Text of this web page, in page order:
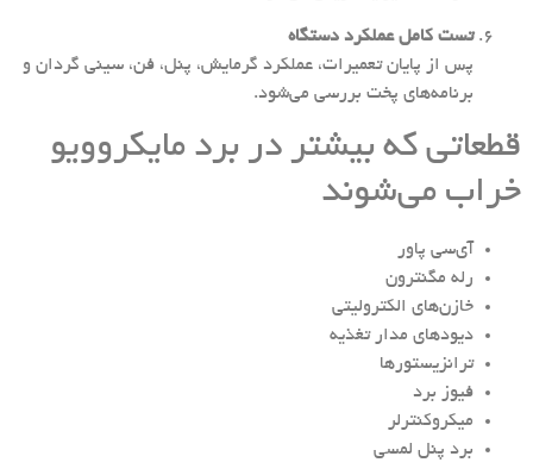
تست کامل عملکرد دستگاه
پس از پایان تعمیرات، عملکرد گرمایش، پنل، فن، سینی گردان و
برنامه‌های پخت بررسی می‌شود.
قطعاتی که بیشتر در برد مایکروویو
خراب می‌شوند
آی‌سی پاور
رله مگنترون
خازن‌های الکترولیتی
دیودهای مدار تغذیه
ترانزیستورها
فیوز برد
میکروکنترلر
برد پنل لمسی